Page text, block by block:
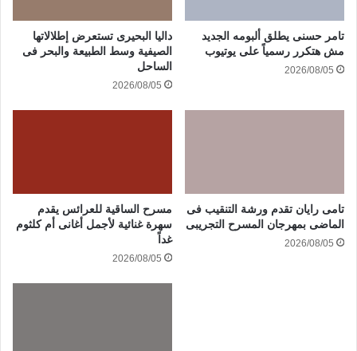
تامر حسنى يطلق ألبومه الجديد
مش هتكرر رسمياً على يوتيوب
2026/08/05
داليا البحيرى تستعرض إطلالاتها
الصيفية وسط الطبيعة والبحر فى
الساحل
2026/08/05
تامى رايان تقدم ورشة التنقيب فى
الماضى بمهرجان المسرح التجريبى
2026/08/05
مسرح الساقية للعرائس يقدم
سهرة غنائية لأجمل أغانى أم كلثوم
غداً
2026/08/05